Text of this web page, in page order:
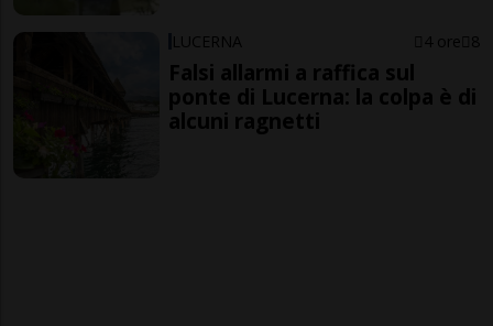
LUCERNA 4 ore 8
Falsi allarmi a raffica sul
ponte di Lucerna: la colpa è di
alcuni ragnetti